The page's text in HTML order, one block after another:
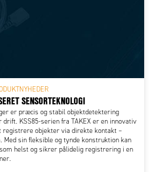
SENSORTEKNOLOGI
er præcis og stabil objektdetektering
KSS85-serien fra TAKEX er en innovativ
registrere objekter via direkte kontakt –
sin fleksible og tynde konstruktion kan
helst og sikrer pålidelig registrering i en